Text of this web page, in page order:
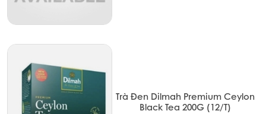
Trà Đen Dilmah Premium Ceylon
Black Tea 200G (12/T)